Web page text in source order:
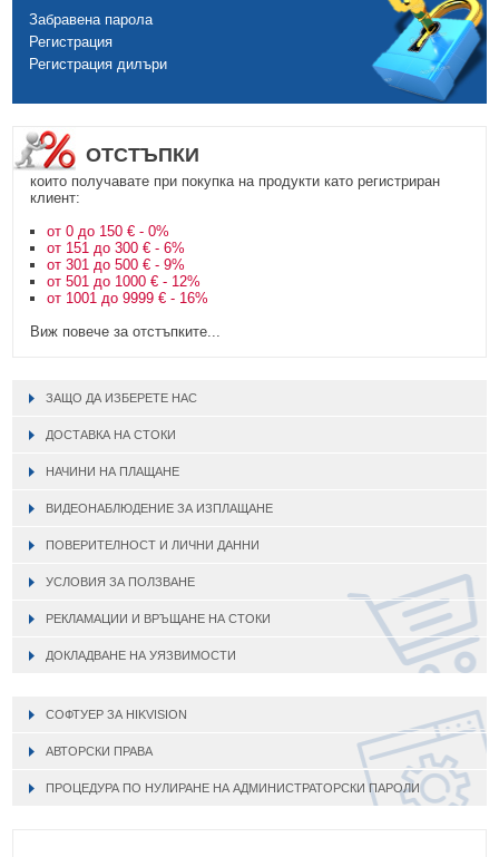
Забравена парола
Регистрация
Регистрация дилъри
ОТСТЪПКИ
които получавате при покупка на продукти като регистриран
клиент:
от 0 до 150 € - 0%
от 151 до 300 € - 6%
от 301 до 500 € - 9%
от 501 до 1000 € - 12%
от 1001 до 9999 € - 16%
Виж повече за отстъпките...
ЗАЩО ДА ИЗБЕРЕТЕ НАС
ДОСТАВКА НА СТОКИ
НАЧИНИ НА ПЛАЩАНЕ
ВИДЕОНАБЛЮДЕНИЕ ЗА ИЗПЛАЩАНЕ
ПОВЕРИТЕЛНОСТ И ЛИЧНИ ДАННИ
УСЛОВИЯ ЗА ПОЛЗВАНЕ
РЕКЛАМАЦИИ И ВРЪЩАНЕ НА СТОКИ
ДОКЛАДВАНЕ НА УЯЗВИМОСТИ
СОФТУЕР ЗА HIKVISION
АВТОРСКИ ПРАВА
ПРОЦЕДУРА ПО НУЛИРАНЕ НА АДМИНИСТРАТОРСКИ ПАРОЛИ